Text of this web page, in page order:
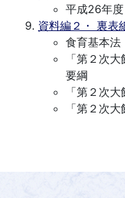
平成26年
資料編２・ 裏表
食育基本法
「第２次
要綱
「第２次
「第２次